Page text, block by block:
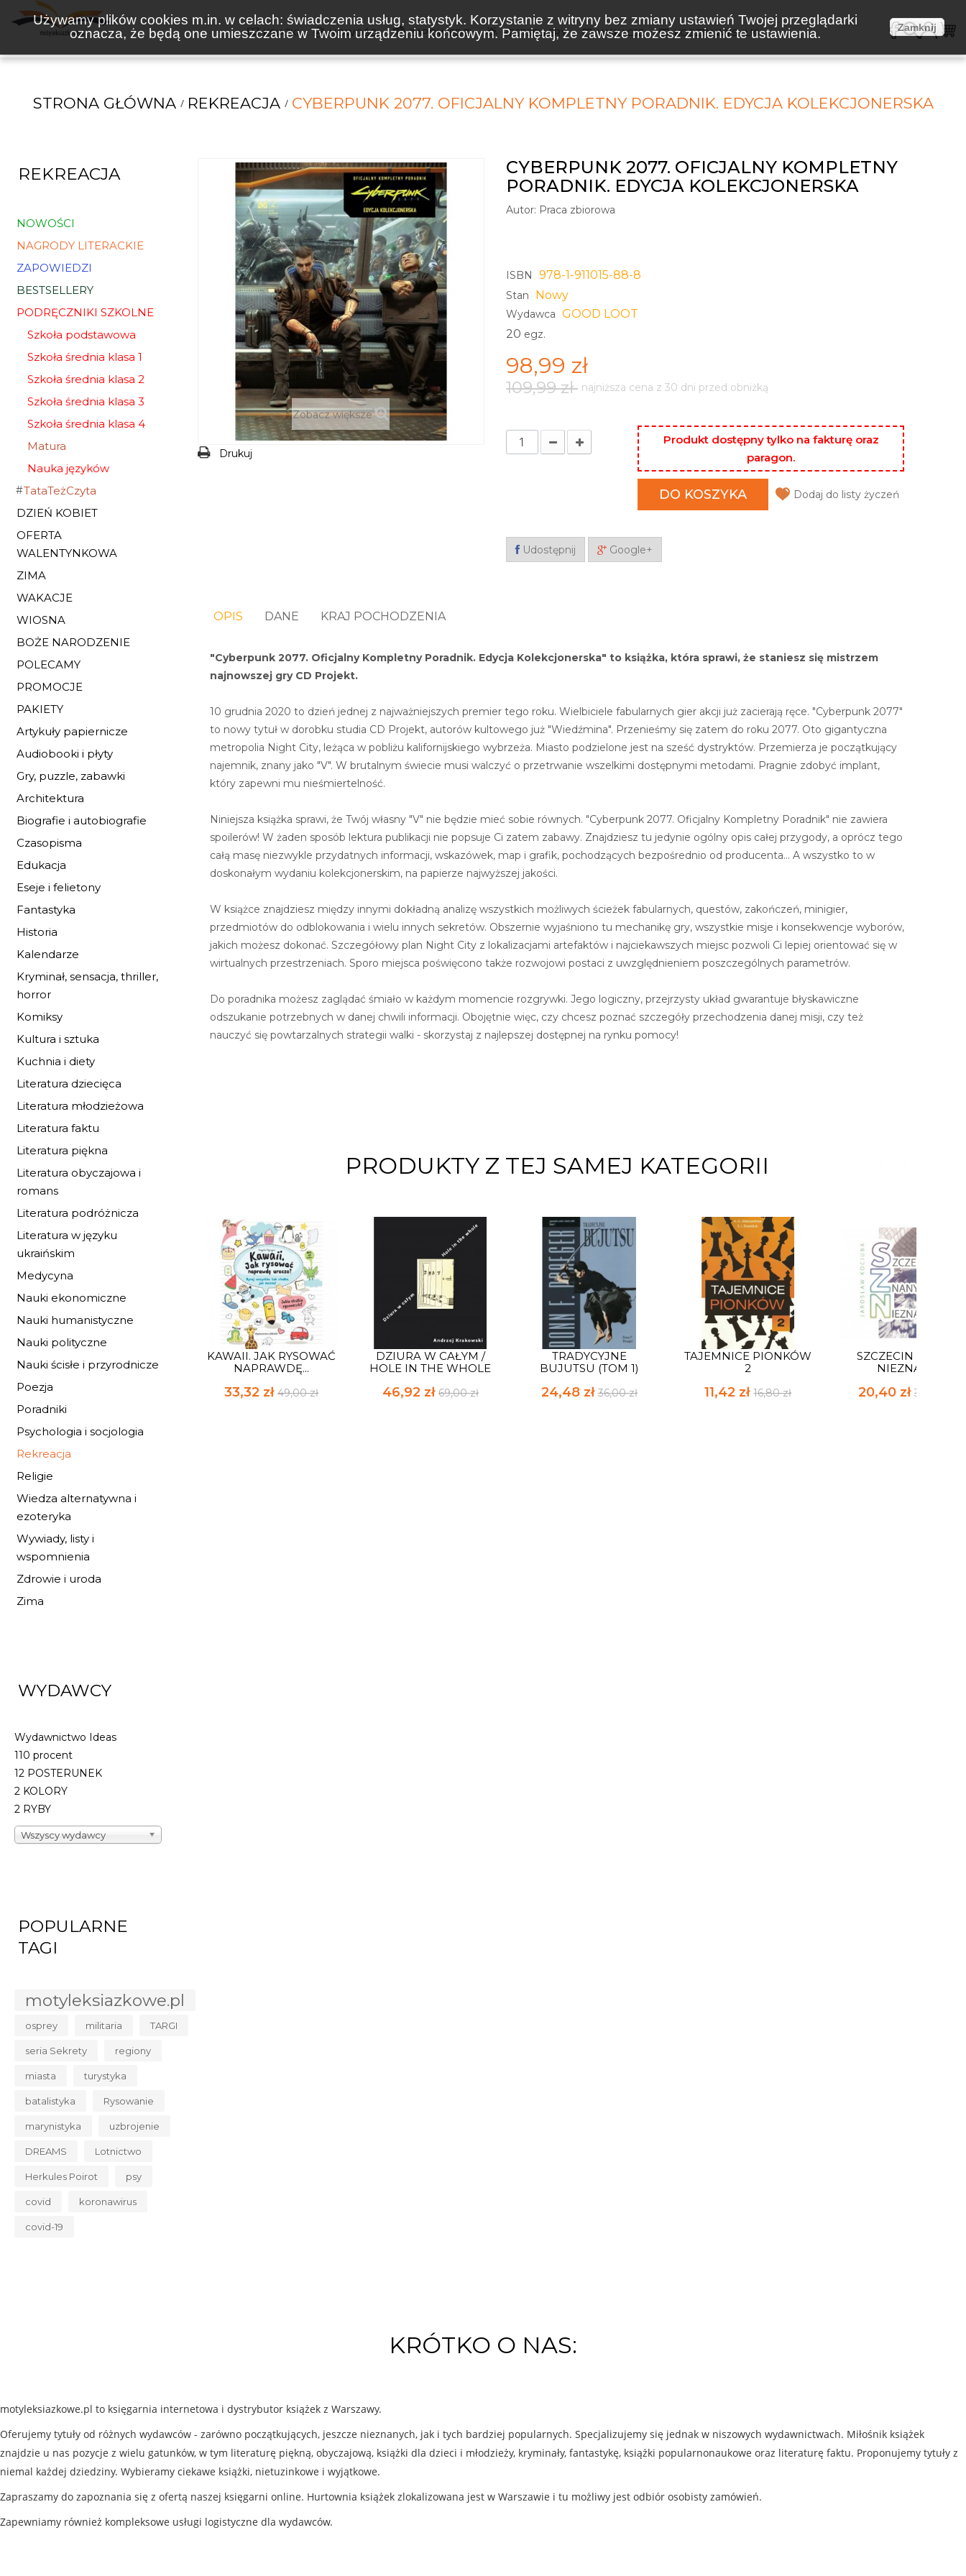
Używamy plików cookies m.in. w celach: świadczenia usług, statystyk. Korzystanie z witryny bez zmiany ustawień Twojej przeglądarki
oznacza, że będą one umieszczane w Twoim urządzeniu końcowym. Pamiętaj, że zawsze możesz zmienić te ustawienia.
Zamknij
KSIĄŻKI NOWOŚCI ZAPOWIEDZI BESTSELLERY WAKACJE KOSZTY WYSYŁKI
STRONA GŁÓWNA REKREACJA CYBERPUNK 2077. OFICJALNY KOMPLETNY PORADNIK. EDYCJA KOLEKCJONERSKA
REKREACJA
NOWOŚCI
NAGRODY LITERACKIE
ZAPOWIEDZI
BESTSELLERY
PODRĘCZNIKI SZKOLNE
Szkoła podstawowa
Szkoła średnia klasa 1
Szkoła średnia klasa 2
Szkoła średnia klasa 3
Szkoła średnia klasa 4
Matura
Nauka języków
TataTeżCzyta
DZIEŃ KOBIET
OFERTA
WALENTYNKOWA
ZIMA
WAKACJE
WIOSNA
BOŻE NARODZENIE
POLECAMY
PROMOCJE
PAKIETY
Artykuły papiernicze
Audiobooki i płyty
Gry, puzzle, zabawki
Architektura
Biografie i autobiografie
Czasopisma
Edukacja
Eseje i felietony
Fantastyka
Historia
Kalendarze
Kryminał, sensacja, thriller,
horror
Komiksy
Kultura i sztuka
Kuchnia i diety
Literatura dziecięca
Literatura młodzieżowa
Literatura faktu
Literatura piękna
Literatura obyczajowa i
romans
Literatura podróżnicza
Literatura w języku
ukraińskim
Medycyna
Nauki ekonomiczne
Nauki humanistyczne
Nauki polityczne
Nauki ścisłe i przyrodnicze
Poezja
Poradniki
Psychologia i socjologia
Rekreacja
Religie
Wiedza alternatywna i
ezoteryka
Wywiady, listy i
wspomnienia
Zdrowie i uroda
Zima
WYDAWCY
Wydawnictwo Ideas
110 procent
12 POSTERUNEK
2 KOLORY
2 RYBY
Wszyscy wydawcy
POPULARNE
TAGI
motyleksiazkowe.pl
osprey militaria TARGI
seria Sekrety regiony
miasta turystyka
batalistyka Rysowanie
marynistyka uzbrojenie
DREAMS Lotnictwo
Herkules Poirot psy
covid koronawirus
covid-19
Zobacz większe
Drukuj
CYBERPUNK 2077. OFICJALNY KOMPLETNY
PORADNIK. EDYCJA KOLEKCJONERSKA
Autor: Praca zbiorowa
ISBN 978-1-911015-88-8
Stan Nowy
Wydawca GOOD LOOT
20 egz.
98,99 zł
109,99 zł najniższa cena z 30 dni przed obniżką
Produkt dostępny tylko na fakturę oraz
paragon.
DO KOSZYKA Dodaj do listy życzeń
Udostępnij Google+
OPIS DANE KRAJ POCHODZENIA
"Cyberpunk 2077. Oficjalny Kompletny Poradnik. Edycja Kolekcjonerska" to książka, która sprawi, że staniesz się mistrzem
najnowszej gry CD Projekt.
10 grudnia 2020 to dzień jednej z najważniejszych premier tego roku. Wielbiciele fabularnych gier akcji już zacierają ręce. "Cyberpunk 2077"
to nowy tytuł w dorobku studia CD Projekt, autorów kultowego już "Wiedźmina". Przenieśmy się zatem do roku 2077. Oto gigantyczna
metropolia Night City, leżąca w pobliżu kalifornijskiego wybrzeża. Miasto podzielone jest na sześć dystryktów. Przemierza je początkujący
najemnik, znany jako "V". W brutalnym świecie musi walczyć o przetrwanie wszelkimi dostępnymi metodami. Pragnie zdobyć implant,
który zapewni mu nieśmiertelność.
Niniejsza książka sprawi, że Twój własny "V" nie będzie mieć sobie równych. "Cyberpunk 2077. Oficjalny Kompletny Poradnik" nie zawiera
spoilerów! W żaden sposób lektura publikacji nie popsuje Ci zatem zabawy. Znajdziesz tu jedynie ogólny opis całej przygody, a oprócz tego
całą masę niezwykle przydatnych informacji, wskazówek, map i grafik, pochodzących bezpośrednio od producenta... A wszystko to w
doskonałym wydaniu kolekcjonerskim, na papierze najwyższej jakości.
W książce znajdziesz między innymi dokładną analizę wszystkich możliwych ścieżek fabularnych, questów, zakończeń, minigier,
przedmiotów do odblokowania i wielu innych sekretów. Obszernie wyjaśniono tu mechanikę gry, wszystkie misje i konsekwencje wyborów,
jakich możesz dokonać. Szczegółowy plan Night City z lokalizacjami artefaktów i najciekawszych miejsc pozwoli Ci lepiej orientować się w
wirtualnych przestrzeniach. Sporo miejsca poświęcono także rozwojowi postaci z uwzględnieniem poszczególnych parametrów.
Do poradnika możesz zaglądać śmiało w każdym momencie rozgrywki. Jego logiczny, przejrzysty układ gwarantuje błyskawiczne
odszukanie potrzebnych w danej chwili informacji. Obojętnie więc, czy chcesz poznać szczegóły przechodzenia danej misji, czy też
nauczyć się powtarzalnych strategii walki - skorzystaj z najlepszej dostępnej na rynku pomocy!
PRODUKTY Z TEJ SAMEJ KATEGORII
KAWAII. JAK RYSOWAĆ
NAPRAWDĘ...
33,32 zł49,00 zł
DZIURA W CAŁYM /
HOLE IN THE WHOLE
46,92 zł 69,00 zł
TRADYCYJNE
BUJUTSU (TOM 1)
24,48 zł 36,00 zł
TAJEMNICE PIONKÓW
2
11,42 zł16,80 zł
SZCZECIN ZNANY
NIEZNANY
20,40 zł30,00 zł
KRÓTKO O NAS:
motyleksiazkowe.pl to księgarnia internetowa i dystrybutor książek z Warszawy.
Oferujemy tytuły od różnych wydawców - zarówno początkujących, jeszcze nieznanych, jak i tych bardziej popularnych. Specjalizujemy się jednak w niszowych wydawnictwach. Miłośnik książek
znajdzie u nas pozycje z wielu gatunków, w tym literaturę piękną, obyczajową, książki dla dzieci i młodzieży, kryminały, fantastykę, książki popularnonaukowe oraz literaturę faktu. Proponujemy tytuły z
niemal każdej dziedziny. Wybieramy ciekawe książki, nietuzinkowe i wyjątkowe.
Zapraszamy do zapoznania się z ofertą naszej księgarni online. Hurtownia książek zlokalizowana jest w Warszawie i tu możliwy jest odbiór osobisty zamówień.
Zapewniamy również kompleksowe usługi logistyczne dla wydawców.